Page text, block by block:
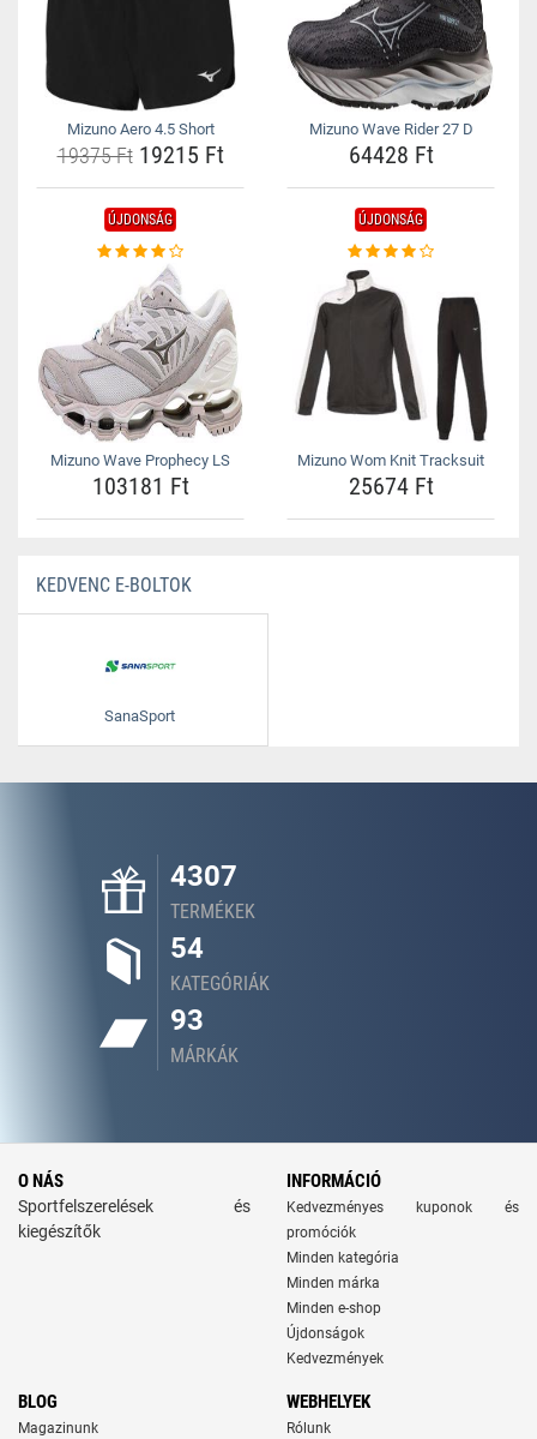
Mizuno Aero 4.5 Short
19375 Ft19215 Ft
Mizuno Wave Rider 27 D
64428 Ft
ÚJDONSÁG
Mizuno Wave Prophecy LS
103181 Ft
ÚJDONSÁG
Mizuno Wom Knit Tracksuit
25674 Ft
KEDVENC E-BOLTOK
SanaSport
4307
TERMÉKEK
54
KATEGÓRIÁK
93
MÁRKÁK
O NÁS
Sportfelszerelések és
kiegészítők
INFORMÁCIÓ
Kedvezményes kuponok és
promóciók
Minden kategória
Minden márka
Minden e-shop
Újdonságok
Kedvezmények
BLOG
Magazinunk
WEBHELYEK
Rólunk